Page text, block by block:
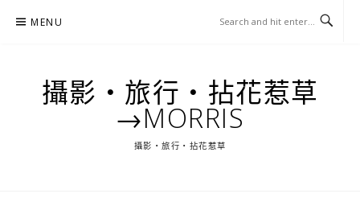
MENU
攝影‧旅行‧拈花惹草
→MORRIS
攝影‧旅行‧拈花惹草